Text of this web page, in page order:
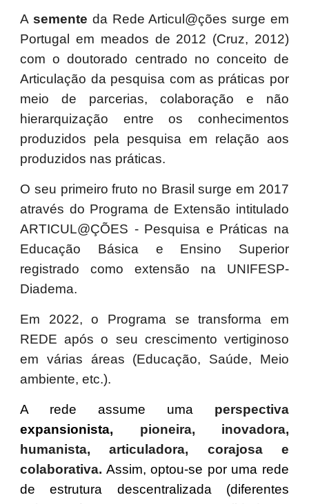
Asemente da Rede Articul@ções surge em
Portugal em meados de 2012 (Cruz, 2012)
com o doutorado centrado no conceito de
Articulação da pesquisa com as práticas por
meio de parcerias, colaboração e não
hierarquização entre os conhecimentos
produzidos pela pesquisa em relação aos
produzidos nas práticas.
O seu primeiro fruto no Brasil surge em 2017
através do Programa de Extensão intitulado
ARTICUL@ÇÕES - Pesquisa e Práticas na
Educação Básica e Ensino Superior
registrado como extensão na UNIFESP-
Diadema.
Em 2022, o Programa se transforma em
REDE após o seu crescimento vertiginoso
em várias áreas (Educação, Saúde, Meio
ambiente, etc.).
A rede assume uma perspectiva
expansionista, pioneira, inovadora,
humanista, articuladora, corajosa e
colaborativa. Assim, optou-se por uma rede
de estrutura descentralizada (diferentes